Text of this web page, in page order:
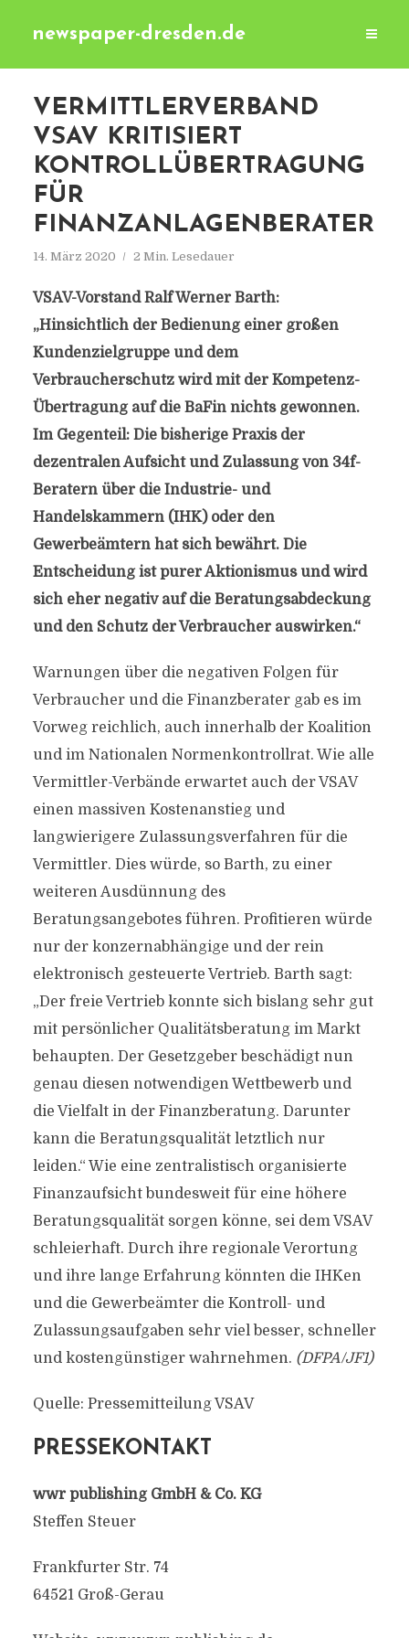
newspaper-dresden.de
VERMITTLERVERBAND
VSAV KRITISIERT
KONTROLLÜBERTRAGUNG
FÜR
FINANZANLAGENBERATER
14. März 2020 2 Min. Lesedauer
VSAV-Vorstand Ralf Werner Barth:
„Hinsichtlich der Bedienung einer großen
Kundenzielgruppe und dem
Verbraucherschutz wird mit der Kompetenz-
Übertragung auf die BaFin nichts gewonnen.
Im Gegenteil: Die bisherige Praxis der
dezentralen Aufsicht und Zulassung von 34f-
Beratern über die Industrie- und
Handelskammern (IHK) oder den
Gewerbeämtern hat sich bewährt. Die
Entscheidung ist purer Aktionismus und wird
sich eher negativ auf die Beratungsabdeckung
und den Schutz der Verbraucher auswirken.“
Warnungen über die negativen Folgen für
Verbraucher und die Finanzberater gab es im
Vorweg reichlich, auch innerhalb der Koalition
und im Nationalen Normenkontrollrat. Wie alle
Vermittler-Verbände erwartet auch der VSAV
einen massiven Kostenanstieg und
langwierigere Zulassungsverfahren für die
Vermittler. Dies würde, so Barth, zu einer
weiteren Ausdünnung des
Beratungsangebotes führen. Profitieren würde
nur der konzernabhängige und der rein
elektronisch gesteuerte Vertrieb. Barth sagt:
„Der freie Vertrieb konnte sich bislang sehr gut
mit persönlicher Qualitätsberatung im Markt
behaupten. Der Gesetzgeber beschädigt nun
genau diesen notwendigen Wettbewerb und
die Vielfalt in der Finanzberatung. Darunter
kann die Beratungsqualität letztlich nur
leiden.“ Wie eine zentralistisch organisierte
Finanzaufsicht bundesweit für eine höhere
Beratungsqualität sorgen könne, sei dem VSAV
schleierhaft. Durch ihre regionale Verortung
und ihre lange Erfahrung könnten die IHKen
und die Gewerbeämter die Kontroll- und
Zulassungsaufgaben sehr viel besser, schneller
und kostengünstiger wahrnehmen. (DFPA/JF1)
Quelle: Pressemitteilung VSAV
PRESSEKONTAKT
wwr publishing GmbH & Co. KG
Steffen Steuer
Frankfurter Str. 74
64521 Groß-Gerau